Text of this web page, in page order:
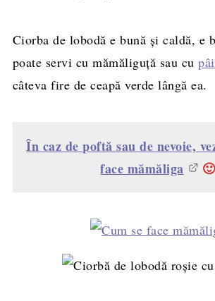
Ciorba de lobodă e bună și caldă, e
poate servi cu mămăliguță sau cu
câteva fire de ceapă verde lângă ea.
În caz de poftă sau de nevoie,
face mămăliga
🙂